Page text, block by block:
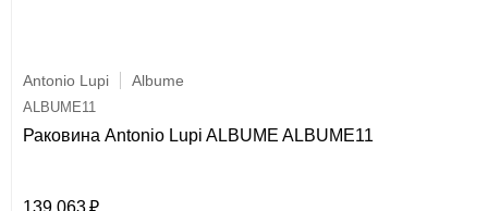
Antonio Lupi Albume
ALBUME11
Раковина Antonio Lupi ALBUME ALBUME11